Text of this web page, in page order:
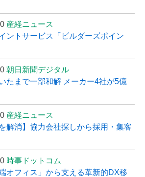
産経ニュース
ントサービス「ビルダーズポイン
朝日新聞デジタル
たまで一部和解 メーカー4社が5億
産経ニュース
解消】協力会社探しから採用・集客
時事ドットコム
オフィス」から支える革新的DX移